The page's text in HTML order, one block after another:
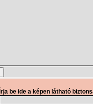
Írja be ide a képen látható